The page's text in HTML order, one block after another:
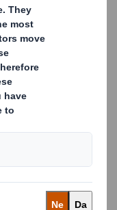
pulpe i
voda, a zatim
miješa u
koju nazivamo
više sita
pakiranja visoke